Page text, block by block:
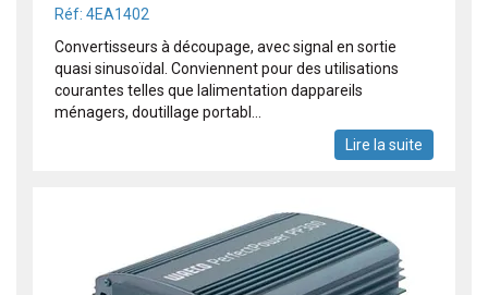
Réf: 4EA1402
Convertisseurs à découpage, avec signal en sortie
quasi sinusoïdal. Conviennent pour des utilisations
courantes telles que lalimentation dappareils
ménagers, doutillage portabl...
Lire la suite